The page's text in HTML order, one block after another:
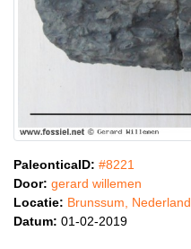
PaleonticaID: #8221
Door: gerard willemen
Locatie: Brunssum, Nederland
Datum: 01-02-2019